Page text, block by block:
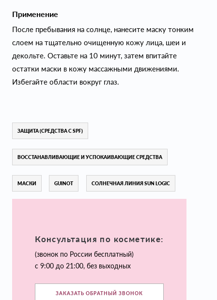
Применение
После пребывания на солнце, нанесите маску тонким
слоем на тщательно очищенную кожу лица, шеи и
декольте. Оставьте на 10 минут, затем впитайте
остатки маски в кожу массажными движениями.
Избегайте области вокруг глаз.
ЗАЩИТА (СРЕДСТВА С SPF)
ВОССТАНАВЛИВАЮЩИЕ И УСПОКАИВАЮЩИЕ СРЕДСТВА
МАСКИ GUINOT СОЛНЕЧНАЯ ЛИНИЯ SUN LOGIC
Консультация по косметике:
(звонок по России бесплатный)
с 9:00 до 21:00, без выходных
ЗАКАЗАТЬ ОБРАТНЫЙ ЗВОНОК